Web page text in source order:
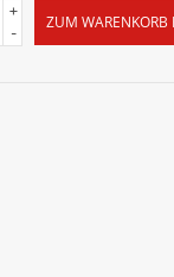
+
-
ZUM WARENKORB